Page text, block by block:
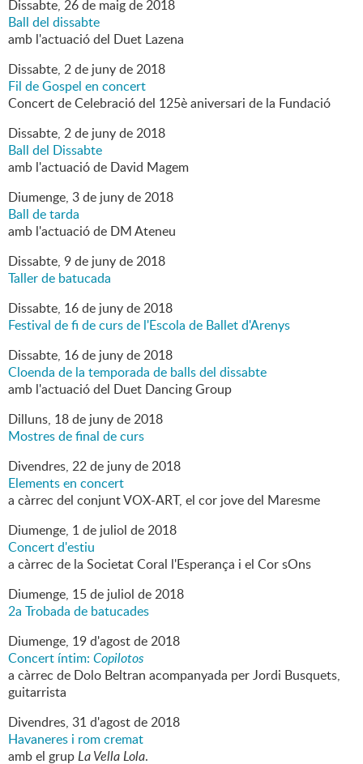
Dissabte, 26de maigde2018
Ball del dissabte
amb l'actuació del Duet Lazena
Dissabte, 2de junyde2018
Fil de Gospel en concert
Concert de Celebració del 125è aniversari de la Fundació
Dissabte, 2de junyde2018
Ball del Dissabte
amb l'actuació de David Magem
Diumenge, 3de junyde2018
Ball de tarda
amb l'actuació de DM Ateneu
Dissabte, 9de junyde2018
Taller de batucada
Dissabte, 16de junyde2018
Festival de fi de curs de l'Escola de Ballet d'Arenys
Dissabte, 16de junyde2018
Cloenda de la temporada de balls del dissabte
amb l'actuació del Duet Dancing Group
Dilluns, 18de junyde2018
Mostres de final de curs
Divendres, 22de junyde2018
Elements en concert
a càrrec del conjunt VOX-ART, el cor jove del Maresme
Diumenge, 1de juliol de2018
Concert d'estiu
a càrrec de la Societat Coral l'Esperança i el Cor sOns
Diumenge, 15de juliol de2018
2a Trobada de batucades
Diumenge, 19d'agostde2018
Concert íntim: Copilotos
a càrrec de Dolo Beltran acompanyada per Jordi Busquets,
guitarrista
Divendres, 31d'agostde2018
Havaneres i rom cremat
amb el grupLa Vella Lola.